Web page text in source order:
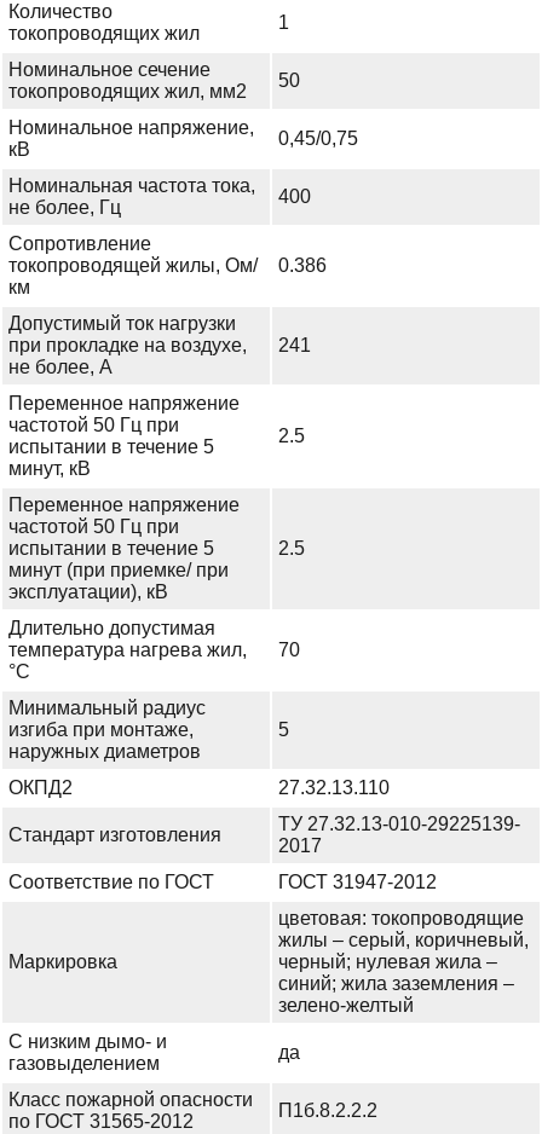
Количество
токопроводящих жил
1
Номинальное сечение
токопроводящих жил, мм2
50
Номинальное напряжение,
кВ
0,45/0,75
Номинальная частота тока,
не более, Гц
400
Сопротивление
токопроводящей жилы, Ом/
км
0.386
Допустимый ток нагрузки
при прокладке на воздухе,
не более, А
241
Переменное напряжение
частотой 50 Гц при
испытании в течение 5
минут, кВ
2.5
Переменное напряжение
частотой 50 Гц при
испытании в течение 5
минут (при приемке/ при
эксплуатации), кВ
2.5
Длительно допустимая
температура нагрева жил,
°С
70
Минимальный радиус
изгиба при монтаже,
наружных диаметров
5
ОКПД2 27.32.13.110
Стандарт изготовления
ТУ 27.32.13-010-29225139-
2017
Соответствие по ГОСТ
ГОСТ 31947-2012
Маркировка
цветовая: токопроводящие
жилы – серый, коричневый,
черный; нулевая жила –
синий; жила заземления –
зелено-желтый
С низким дымо- и
газовыделением
да
Класс пожарной опасности
по ГОСТ 31565-2012
П1б.8.2.2.2